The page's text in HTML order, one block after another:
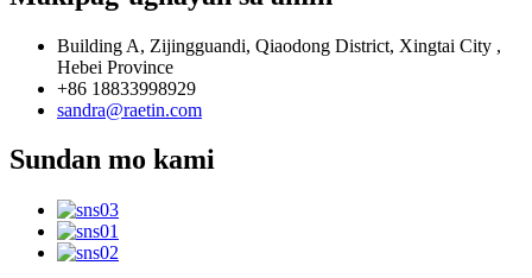
Building A, Zijingguandi, Qiaodong District, Xingtai City ,
Hebei Province
+86 18833998929
sandra@raetin.com
Sundan mo kami